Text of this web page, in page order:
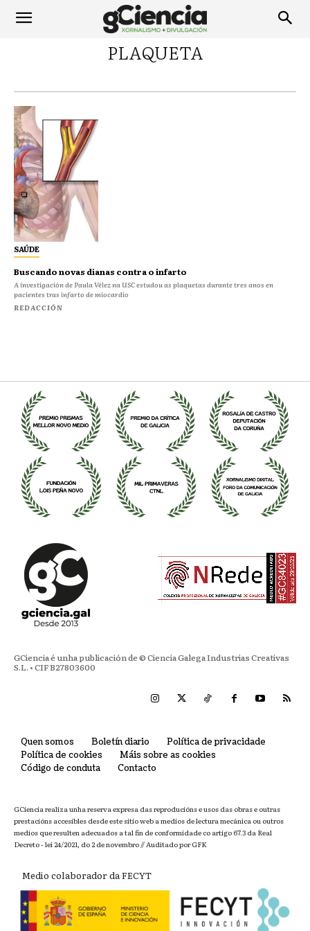
PLAQUETA
SAÚDE
Buscando novas dianas contra o infarto
A investigación de Paula Vélez na USC estudou as plaquetas durante tres anos en
pacientes tras infarto de miocardio
REDACCIÓN
GCiencia é unha publicación de © Ciencia Galega Industrias Creativas
S.L. • CIF B27803600
Quen somos Boletín diario
Política de privacidade
Política de cookies
Máis sobre as cookies
Código de conduta
Contacto
GCiencia realiza unha reserva expresa das reproducións e usos das obras e outras
prestacións accesibles desde este sitio web a medios de lectura mecánica ou outros
medios que resulten adecuados a tal fin de conformidade co artigo 67.3 da Real
Decreto - lei 24/2021, do 2 de novembro // Auditado por GFK
Medio colaborador da FECYT